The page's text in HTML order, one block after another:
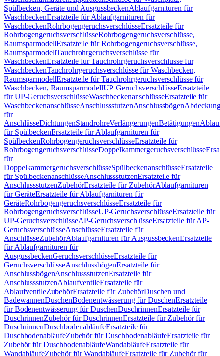
Spülbecken, Geräte und AusgussbeckenAblaufgarnituren für
WaschbeckenErsatzteile für Ablaufgarnituren für
WaschbeckenRohrbogengeruchsverschlüsseErsatzteile für
RohrbogengeruchsverschlüsseRohrbogengeruchsverschlüsse,
RaumsparmodellErsatzteile für Rohrbogengeruchsverschlüsse,
RaumsparmodellTauchrohrgeruchsverschlüsse für
WaschbeckenErsatzteile für Tauchrohrgeruchsverschlüsse für
WaschbeckenTauchrohrgeruchsverschlüsse für Waschbecken,
RaumsparmodellErsatzteile für Tauchrohrgeruchsverschlüsse für
Waschbecken, RaumsparmodellUP-GeruchsverschlüsseErsatzteile
für UP-GeruchsverschlüsseWaschbeckenanschlüsseErsatzteile für
WaschbeckenanschlüsseAnschlussstutzenAnschlussbögen
für
AnschlüsseDichtungenStandrohreVerlängerungenBetätigungen
für SpülbeckenErsatzteile für Ablaufgarnituren für
SpülbeckenRohrbogengeruchsverschlüsseErsatzteile für
RohrbogengeruchsverschlüsseDoppelkammergeruchsverschlüsse
für
DoppelkammergeruchsverschlüsseSpülbeckenanschlüsseErsatzteile
für SpülbeckenanschlüsseAnschlussstutzenErsatzteile für
AnschlussstutzenZubehörErsatzteile für ZubehörAblaufgarnituren
für GeräteErsatzteile für Ablaufgarnituren für
GeräteRohrbogengeruchsverschlüsseErsatzteile für
RohrbogengeruchsverschlüsseUP-GeruchsverschlüsseErsatzteile für
UP-GeruchsverschlüsseAP-GeruchsverschlüsseErsatzteile für AP-
GeruchsverschlüsseAnschlüsseErsatzteile für
AnschlüsseZubehörAblaufgarnituren für AusgussbeckenErsatzteile
für Ablaufgarnituren für
AusgussbeckenGeruchsverschlüsseErsatzteile für
GeruchsverschlüsseAnschlussbögenErsatzteile für
AnschlussbögenAnschlussstutzenErsatzteile für
AnschlussstutzenAblaufventileErsatzteile für
AblaufventileZubehörErsatzteile für ZubehörDuschen und
BadewannenDuschenBodenentwässerung für DuschenErsatzteile
für Bodenentwässerung für DuschenDuschrinnenErsatzteile für
DuschrinnenZubehör für DuschrinnenErsatzteile für Zubehör für
DuschrinnenDuschbodenabläufeErsatzteile für
DuschbodenabläufeZubehör für DuschbodenabläufeErsatzteile für
Zubehör für DuschbodenabläufeWandabläufeErsatzteile für
WandabläufeZubehör für WandabläufeErsatzteile für Zubehör für